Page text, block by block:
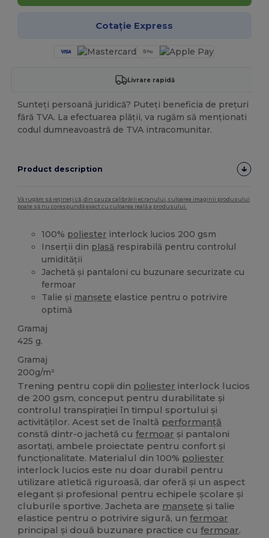
Cotație Express
Livrare rapidă
Sunteți persoană juridică? Puteți beneficia de prețuri
fără TVA. La efectuarea plății, va rugăm să menționati
codul dumneavoastră de TVA intracomunitar.
Product description
Vă rugăm să rețineți că, din cauza calibrării ecranului, culoarea imaginii produsului
poate să nu corespundă exact cu culoarea reală a produsului.
100% poliester interlock lucios 200 gsm
Inserții din plasă respirabilă pentru controlul
umidității
Jachetă și pantaloni cu buzunare securizate cu
fermoar
Talie și manșete elastice pentru o potrivire
optimă
Gramaj
425 g.
Gramaj
200g/m²
Trening pentru copii din poliester interlock lucios
de 200 gsm, conceput pentru durabilitate și
controlul transpirației în timpul sportului și
activităților. Acest set de înaltă performanță
constă dintr-o jachetă cufermoar și pantaloni
asortați, ambele proiectate pentru confort și
funcționalitate. Materialul din 100% poliester
interlock lucios este nu doar durabil pentru
utilizare atletică riguroasă, dar oferă și un aspect
elegant și profesional pentru echipele școlare și
cluburile sportive. Jacheta are manșete și talie
elastice pentru o potrivire sigură, unfermoar
principal și două buzunare practice cufermoar.